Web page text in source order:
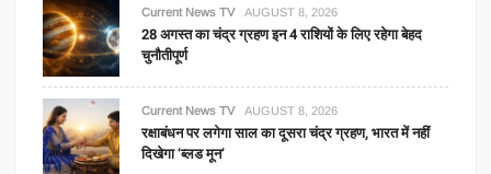
Current News TV AUGUST 8, 2026
28 अगस्त का चंद्र ग्रहण इन 4 राशियों के लिए रहेगा बेहद
चुनौतीपूर्ण
Current News TV AUGUST 8, 2026
रक्षाबंधन पर लगेगा साल का दूसरा चंद्र ग्रहण, भारत में नहीं
दिखेगा ‘ब्लड मून’